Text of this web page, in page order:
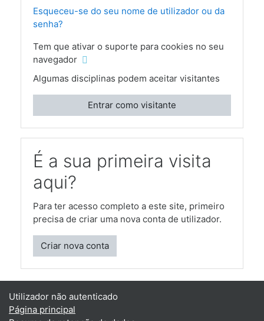
Esqueceu-se do seu nome de utilizador ou da
senha?
Tem que ativar o suporte para cookies no seu
navegador
Algumas disciplinas podem aceitar visitantes
Entrar como visitante
É a sua primeira visita
aqui?
Para ter acesso completo a este site, primeiro
precisa de criar uma nova conta de utilizador.
Criar nova conta
Utilizador não autenticado
Página principal